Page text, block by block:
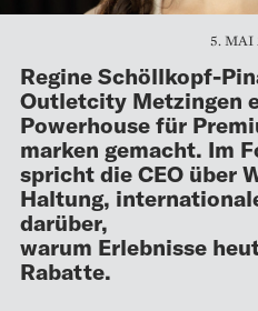
5. MAI
Regine Schöllkopf-
Outletcity Metzingen
Powerhouse für
marken gemacht. Im
spricht die CEO über
Haltung,
darüber,
warum Erlebnisse
Rabatte.